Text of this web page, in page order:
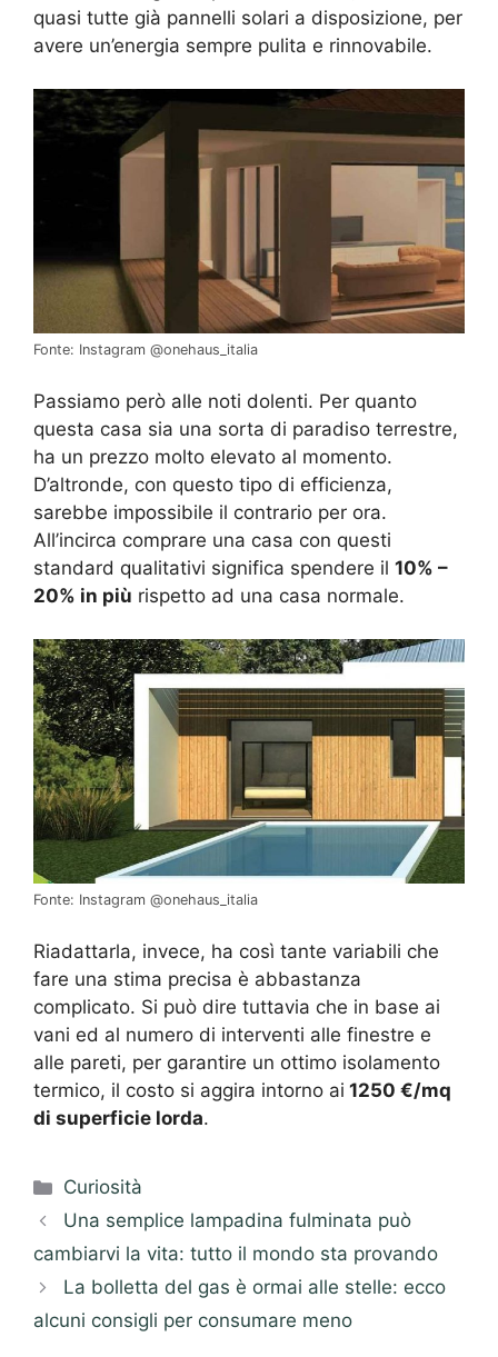
quasi tutte già pannelli solari a disposizione, per
avere un’energia sempre pulita e rinnovabile.
Fonte: Instagram @onehaus_italia
Passiamo però alle noti dolenti. Per quanto
questa casa sia una sorta di paradiso terrestre,
ha un prezzo molto elevato al momento.
D’altronde, con questo tipo di efficienza,
sarebbe impossibile il contrario per ora.
All’incirca comprare una casa con questi
standard qualitativi significa spendere il 10% –
20% in più rispetto ad una casa normale.
Fonte: Instagram @onehaus_italia
Riadattarla, invece, ha così tante variabili che
fare una stima precisa è abbastanza
complicato. Si può dire tuttavia che in base ai
vani ed al numero di interventi alle finestre e
alle pareti, per garantire un ottimo isolamento
termico, il costo si aggira intorno ai 1250 €/mq
di superficie lorda.
Categorie
Curiosità
Una semplice lampadina fulminata può
cambiarvi la vita: tutto il mondo sta provando
La bolletta del gas è ormai alle stelle: ecco
alcuni consigli per consumare meno